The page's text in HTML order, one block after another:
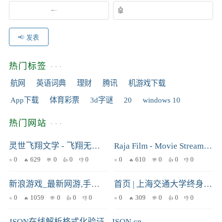
发表
热门标签
航网 英语词典 理财 腾讯 机游戏下载
App下载 体育彩票 3d字谜 20 windows 10
热门网站
灵世飞翔文学 - 飞翔无界的创意小说世界
0 629 0 0 0
Raja Film - Movie Streaming
0 610 0 0 0
新浪游戏_最新网游,手游,单机游戏资讯,排行,下载_大型中文游戏媒体
0 1059 0 0 0
首页 | 上海交通大学终身教育学院战略新兴产业创新中心
0 309 0 0 0